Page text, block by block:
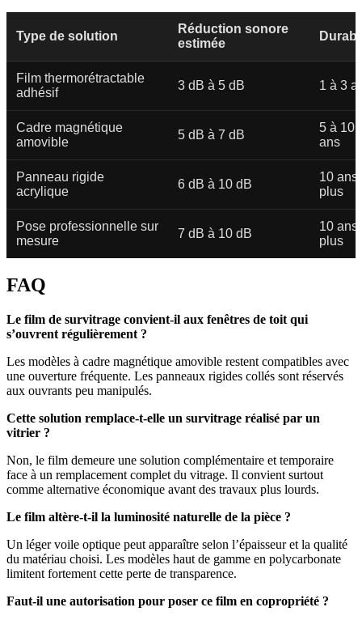
Type de solution
Réduction sonore
estimée
Film thermorétractable
adhésif
3 dB à 5 dB 1 à 3
Cadre magnétique
amovible
5 dB à 7 dB
5 à 10
ans
Panneau rigide
acrylique
6 dB à 10 dB
10 ans
plus
Pose professionnelle sur
mesure
7 dB à 10 dB
10 ans
plus
FAQ
Le film de survitrage convient-il aux fenêtres de toit qui
s’ouvrent régulièrement ?
Les modèles à cadre magnétique amovible restent compatibles avec
une ouverture fréquente. Les panneaux rigides collés sont réservés
aux ouvrants peu manipulés.
Cette solution remplace-t-elle un survitrage réalisé par un
vitrier ?
Non, le film demeure une solution complémentaire et temporaire
face à un remplacement complet du vitrage. Il convient surtout
comme alternative économique avant des travaux plus lourds.
Le film altère-t-il la luminosité naturelle de la pièce ?
Un léger voile optique peut apparaître selon l’épaisseur et la qualité
du matériau choisi. Les modèles haut de gamme en polycarbonate
limitent fortement cette perte de transparence.
Faut-il une autorisation pour poser ce film en copropriété ?